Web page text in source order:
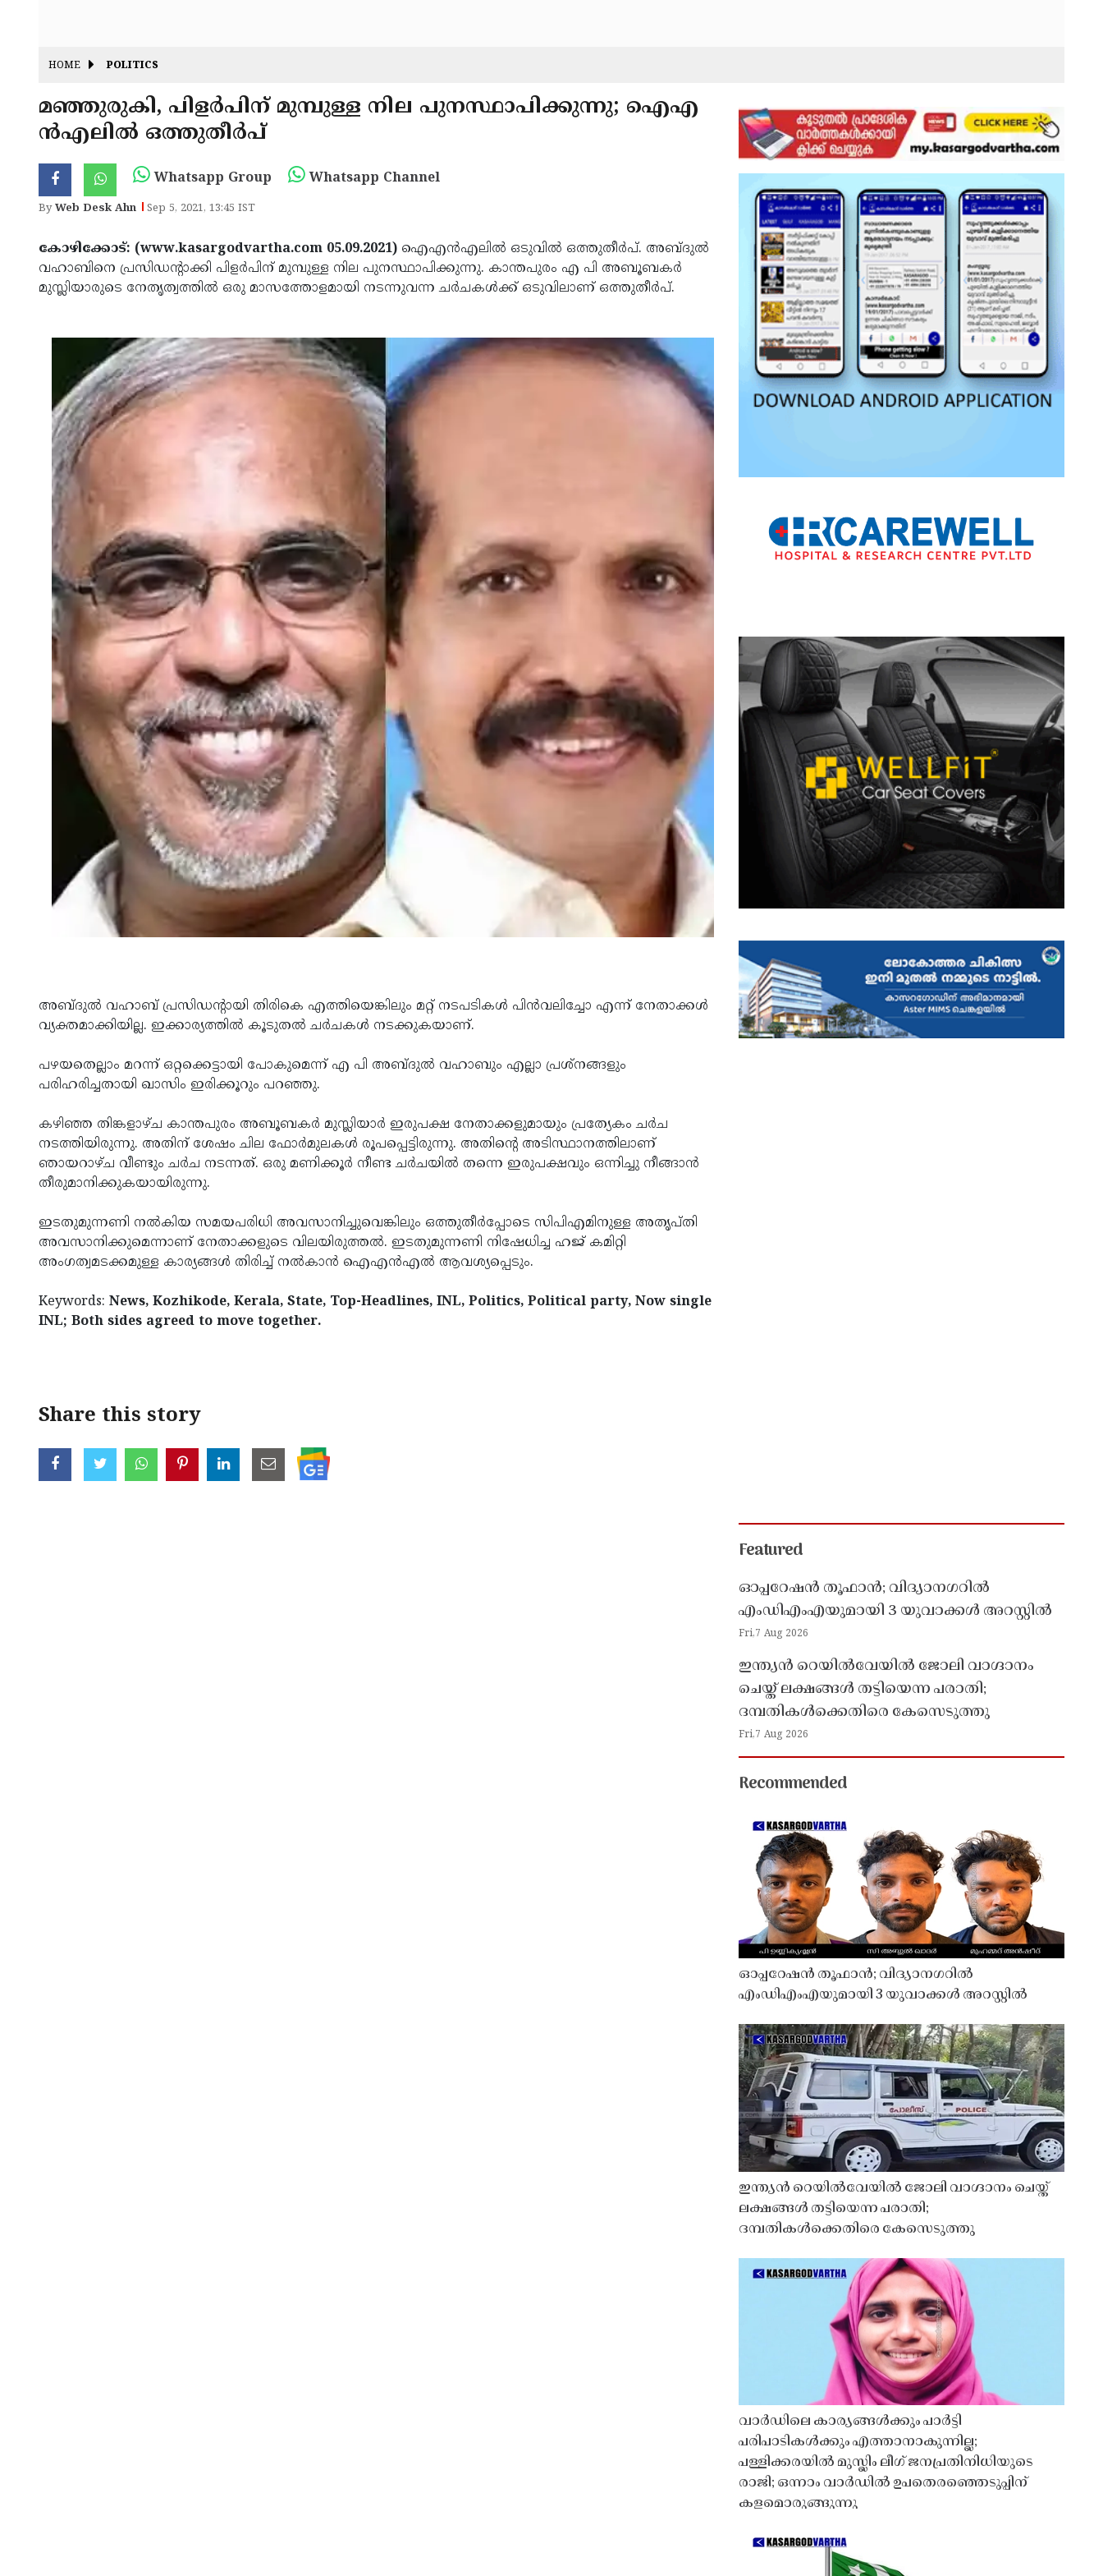
HOME POLITICS
മഞ്ഞുരുകി, പിളർപിന് മുമ്പുള്ള നില പുനസ്ഥാപിക്കുന്നു; ഐഎ
ൻഎലിൽ ഒത്തുതീർപ്
Whatsapp Group Whatsapp Channel
ByWeb Desk Ahn Sep 5, 2021, 13:45 IST
കോഴിക്കോട്: (www.kasargodvartha.com 05.09.2021) ഐഎൻഎലിൽ ഒടുവിൽ ഒത്തുതീർപ്. അബ്ദുൽ
വഹാബിനെ പ്രസിഡന്‍റാക്കി പിളർപിന് മുമ്പുള്ള നില പുനസ്ഥാപിക്കുന്നു. കാന്തപുരം എ പി അബൂബകർ
മുസ്ലിയാരുടെ നേതൃത്വത്തിൽ ഒരു മാസത്തോളമായി നടന്നുവന്ന ചർചകൾക്ക് ഒടുവിലാണ് ഒത്തുതീർപ്.
അബ്ദുൽ വഹാബ് പ്രസിഡന്‍റായി തിരികെ എത്തിയെങ്കിലും മറ്റ് നടപടികൾ പിൻവലിച്ചോ എന്ന് നേതാക്കൾ
വ്യക്തമാക്കിയില്ല. ഇക്കാര്യത്തിൽ കൂടുതൽ ചർചകൾ നടക്കുകയാണ്.
പഴയതെല്ലാം മറന്ന് ഒറ്റക്കെട്ടായി പോകുമെന്ന് എ പി അബ്ദുൽ വഹാബും എല്ലാ പ്രശ്‌നങ്ങളും
പരിഹരിച്ചതായി ഖാസിം ഇരിക്കൂറും പറഞ്ഞു.
കഴിഞ്ഞ തിങ്കളാഴ്ച കാന്തപുരം അബൂബകർ മുസ്ലിയാർ ഇരുപക്ഷ നേതാക്കളുമായും പ്രത്യേകം ചർച
നടത്തിയിരുന്നു. അതിന് ശേഷം ചില ഫോർമുലകൾ രൂപപ്പെട്ടിരുന്നു. അതിന്റെ അടിസ്ഥാനത്തിലാണ്
ഞായറാഴ്ച വീണ്ടും ചർച നടന്നത്. ഒരു മണിക്കൂർ നീണ്ട ചർചയിൽ തന്നെ ഇരുപക്ഷവും ഒന്നിച്ചു നീങ്ങാൻ
തീരുമാനിക്കുകയായിരുന്നു.
ഇടതുമുന്നണി നൽകിയ സമയപരിധി അവസാനിച്ചുവെങ്കിലും ഒത്തുതീർപ്പോടെ സിപിഎമിനുള്ള അതൃപ്തി
അവസാനിക്കുമെന്നാണ് നേതാക്കളുടെ വിലയിരുത്തൽ. ഇടതുമുന്നണി നിഷേധിച്ച ഹജ് കമിറ്റി
അംഗത്വമടക്കമുള്ള കാര്യങ്ങൾ തിരിച്ച് നൽകാൻ ഐഎൻഎൽ ആവശ്യപ്പെടും.
Keywords: News, Kozhikode, Kerala, State, Top-Headlines, INL, Politics, Political party, Now single
INL; Both sides agreed to move together.
Share this story
Featured
ഓപ്പറേഷൻ തൂഫാൻ; വിദ്യാനഗറിൽ
എംഡിഎംഎയുമായി 3 യുവാക്കൾ അറസ്റ്റിൽ
Fri,7 Aug 2026
ഇന്ത്യൻ റെയിൽവേയിൽ ജോലി വാഗ്ദാനം
ചെയ്ത് ലക്ഷങ്ങൾ തട്ടിയെന്ന പരാതി;
ദമ്പതികൾക്കെതിരെ കേസെടുത്തു
Fri,7 Aug 2026
Recommended
ഓപ്പറേഷൻ തൂഫാൻ; വിദ്യാനഗറിൽ
എംഡിഎംഎയുമായി 3 യുവാക്കൾ അറസ്റ്റിൽ
ഇന്ത്യൻ റെയിൽവേയിൽ ജോലി വാഗ്ദാനം ചെയ്ത്
ലക്ഷങ്ങൾ തട്ടിയെന്ന പരാതി;
ദമ്പതികൾക്കെതിരെ കേസെടുത്തു
വാർഡിലെ കാര്യങ്ങൾക്കും പാർട്ടി
പരിപാടികൾക്കും എത്താനാകുന്നില്ല;
പള്ളിക്കരയിൽ മുസ്ലിം ലീഗ് ജനപ്രതിനിധിയുടെ
രാജി; ഒന്നാം വാർഡിൽ ഉപതെരഞ്ഞെടുപ്പിന്
കളമൊരുങ്ങുന്നു